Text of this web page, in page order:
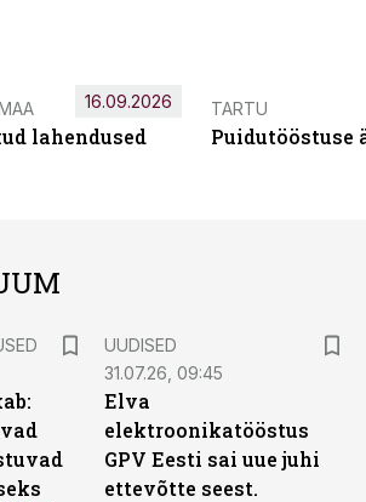
lahendused
16.09.2026 TARTU
Puidutööstuse
UUDISED
31.07.26, 09:45
Elva
elektroonikatööstus
GPV Eesti sai uue juhi
ettevõtte seest.